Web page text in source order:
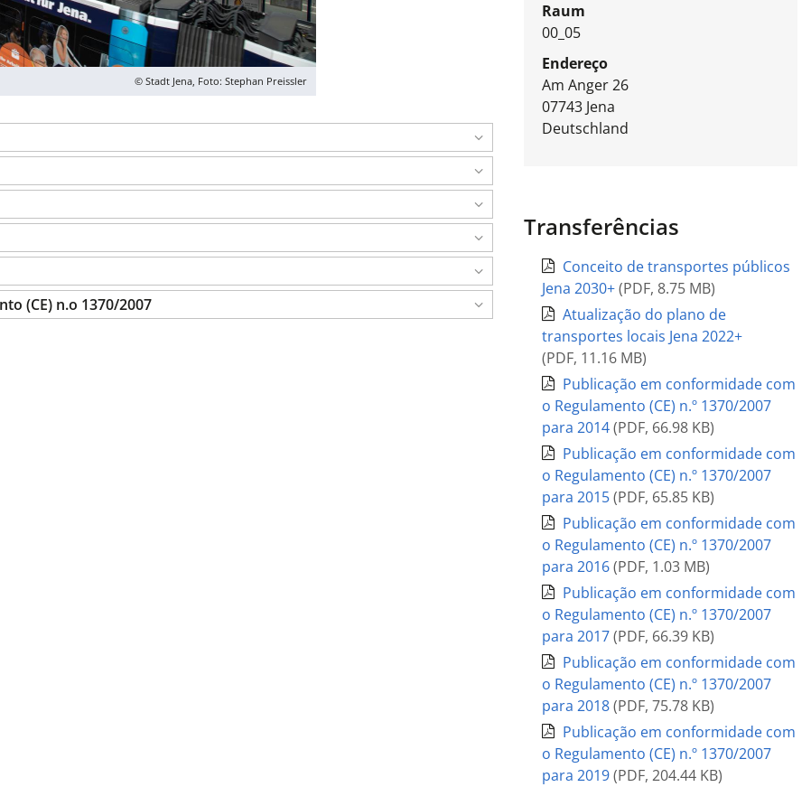
© Stadt Jena, Foto: Stephan Preissler
(CE) n.o 1370/2007
Raum
00_05
Endereço
Am Anger 26
07743 Jena
Deutschland
Transferências
Conceito de transportes públicos
Jena 2030+(PDF, 8.75 MB)
Atualização do plano de
transportes locais Jena 2022+
(PDF, 11.16 MB)
Publicação em conformidade com
o Regulamento (CE) n.º 1370/2007
para 2014(PDF, 66.98 KB)
Publicação em conformidade com
o Regulamento (CE) n.º 1370/2007
para 2015(PDF, 65.85 KB)
Publicação em conformidade com
o Regulamento (CE) n.º 1370/2007
para 2016(PDF, 1.03 MB)
Publicação em conformidade com
o Regulamento (CE) n.º 1370/2007
para 2017(PDF, 66.39 KB)
Publicação em conformidade com
o Regulamento (CE) n.º 1370/2007
para 2018(PDF, 75.78 KB)
Publicação em conformidade com
o Regulamento (CE) n.º 1370/2007
para 2019(PDF, 204.44 KB)